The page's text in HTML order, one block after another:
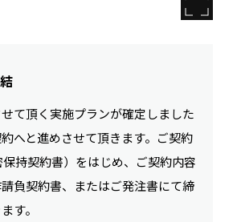
て頂く実施プランが確定しました
へと進めさせて頂きます。ご契約
持契約書）をはじめ、ご契約内容
負契約書、またはご発注書にて締
す。